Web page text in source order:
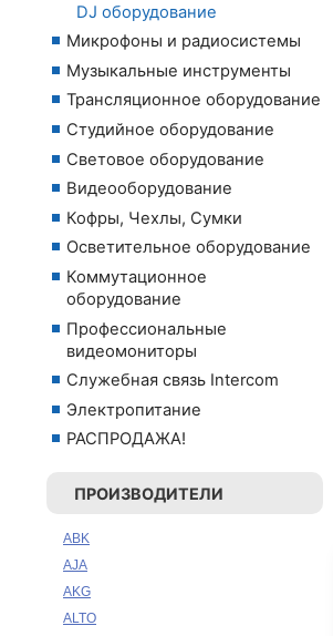
DJ оборудование
Микрофоны и радиосистемы
Музыкальные инструменты
Трансляционное оборудование
Студийное оборудование
Световое оборудование
Видеооборудование
Кофры, Чехлы, Сумки
Осветительное оборудование
Коммутационное
оборудование
Профессиональные
видеомониторы
Служебная связь Intercom
Электропитание
РАСПРОДАЖА!
ПРОИЗВОДИТЕЛИ
ABK
AJA
AKG
ALTO